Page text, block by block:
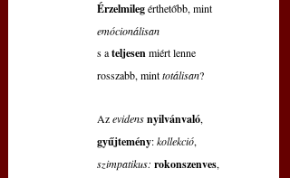
Érzelmileg érthetőbb, mint
emócionálisan
s a teljesen miért lenne
rosszabb, mint totálisan?
Az evidens nyilvánvaló,
gyűjtemény: kollekció,
szimpatikus: rokonszenves,